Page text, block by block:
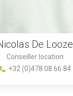
De Looze
Conseiller location
+32 (0)478 08 66 84